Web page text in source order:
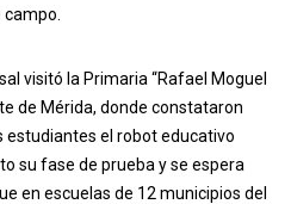
visitó la Primaria “Rafael Moguel
de Mérida, donde constataron
estudiantes el robot educativo
su fase de prueba y se espera
en escuelas de 12 municipios del